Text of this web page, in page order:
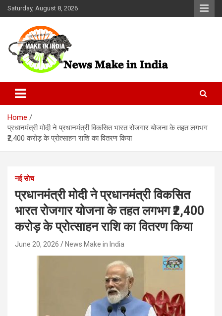
Skip
to
Saturday, August 8, 2026
News Make In india
Home
प्रधानमंत्री मोदी ने प्रधानमंत्री विकसित भारत रोजगार योजना के तहत लगभग
₹2,400 करोड़ के प्रोत्साहन राशि का वितरण किया
नई सोच
प्रधानमंत्री मोदी ने प्रधानमंत्री विकसित
भारत रोजगार योजना के तहत लगभग ₹2,400
करोड़ के प्रोत्साहन राशि का वितरण किया
June 20, 2026 News Make in India